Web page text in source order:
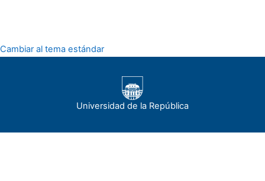
Cambiar al tema estándar
Universidad de la República